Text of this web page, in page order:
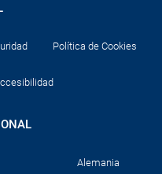
Política de Cookies
Alemania